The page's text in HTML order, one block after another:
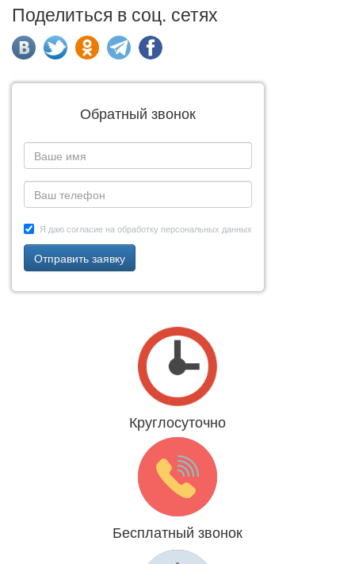
Поделиться в соц. сетях
Обратный звонок
Я даю согласие на обработку персональных данных
Отправить заявку
Круглосуточно
Даже 31 декабря и 1 января
Бесплатный звонок
Мы платим за Вас